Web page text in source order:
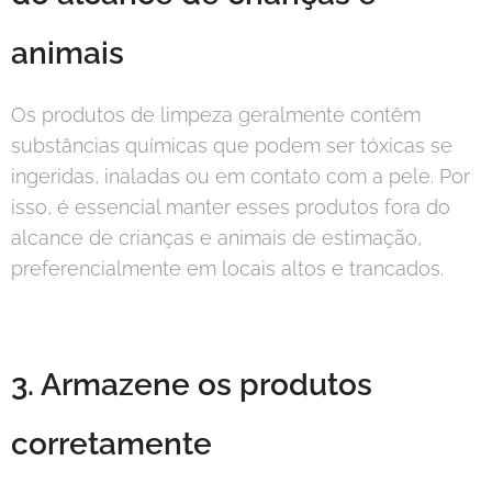
animais
Os produtos de limpeza geralmente contêm
substâncias químicas que podem ser tóxicas se
ingeridas, inaladas ou em contato com a pele. Por
isso, é essencial manter esses produtos fora do
alcance de crianças e animais de estimação,
preferencialmente em locais altos e trancados.
3. Armazene os produtos
corretamente